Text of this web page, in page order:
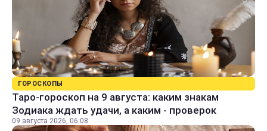
ГОРОСКОПЫ
Таро-гороскоп на 9 августа: каким знакам
Зодиака ждать удачи, а каким - проверок
09 августа 2026, 06:08